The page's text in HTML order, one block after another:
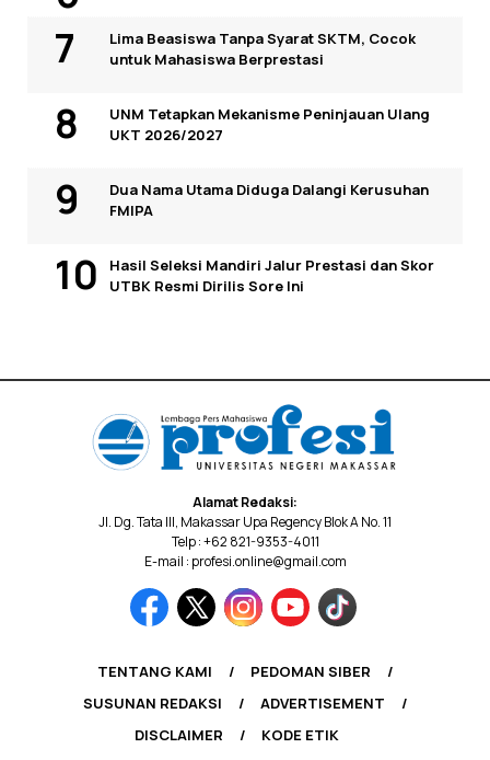
Lima Beasiswa Tanpa Syarat SKTM, Cocok
untuk Mahasiswa Berprestasi
UNM Tetapkan Mekanisme Peninjauan Ulang
UKT 2026/2027
Dua Nama Utama Diduga Dalangi Kerusuhan
FMIPA
Hasil Seleksi Mandiri Jalur Prestasi dan Skor
UTBK Resmi Dirilis Sore Ini
Alamat Redaksi:
Jl. Dg. Tata III, Makassar Upa Regency Blok A No. 11
Telp : +62 821-9353-4011
E-mail : profesi.online@gmail.com
TENTANG KAMI
PEDOMAN SIBER
SUSUNAN REDAKSI
ADVERTISEMENT
DISCLAIMER
KODE ETIK